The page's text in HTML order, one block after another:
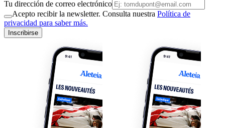
Tu dirección de correo electrónico
Acepto recibir la newsletter. Consulta nuestra Política de
privacidad para saber más.
Inscribirse